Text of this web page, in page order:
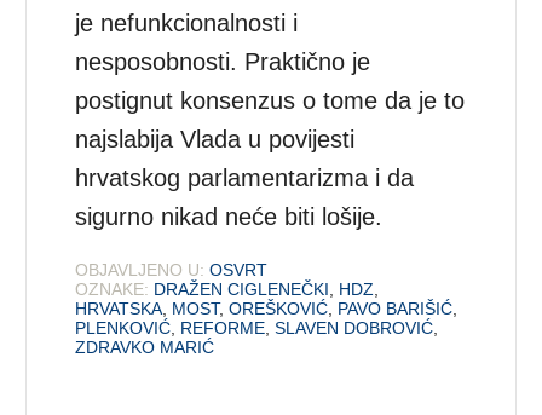
je nefunkcionalnosti i
nesposobnosti. Praktično je
postignut konsenzus o tome da je to
najslabija Vlada u povijesti
hrvatskog parlamentarizma i da
sigurno nikad neće biti lošije.
OBJAVLJENO U: OSVRT
OZNAKE: DRAŽEN CIGLENEČKI, HDZ,
HRVATSKA, MOST,OREŠKOVIĆ, PAVO BARIŠIĆ,
PLENKOVIĆ, REFORME,SLAVEN DOBROVIĆ,
ZDRAVKO MARIĆ